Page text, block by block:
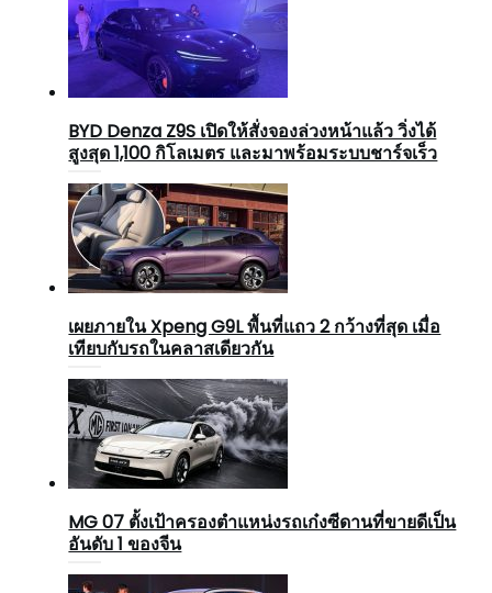
BYD Denza Z9S เปิดให้สั่งจองล่วงหน้าแล้ว วิ่งได้
สูงสุด 1,100 กิโลเมตร และมาพร้อมระบบชาร์จเร็ว
เผยภายใน Xpeng G9L พื้นที่แถว 2 กว้างที่สุด เมื่อ
เทียบกับรถในคลาสเดียวกัน
MG 07 ตั้งเป้าครองตำแหน่งรถเก๋งซีดานที่ขายดีเป็น
อันดับ 1 ของจีน